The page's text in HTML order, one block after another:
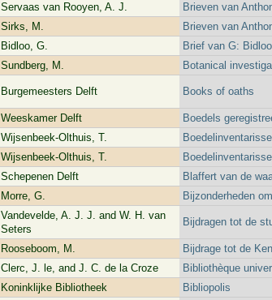
Servaas van Rooyen, A. J.
Brieven van
Sirks, M.
Brieven van
Bidloo, G.
Brief van G:
Sundberg, M.
Botanical
Burgemeesters Delft Books of oaths
Weeskamer Delft
Boedels
Wijsenbeek-Olthuis, T.
Wijsenbeek-Olthuis, T.
Schepenen Delft
Blaffert van de
Morre, G. Bijzonderheden
Vandevelde, A. J. J. and W. H. van
Seters
Bijdragen tot de
Rooseboom, M.
Bijdrage tot de
Clerc, J. le, and J. C. de la Croze
Bibliothèque
Koninklijke Bibliotheek
Bibliopolis